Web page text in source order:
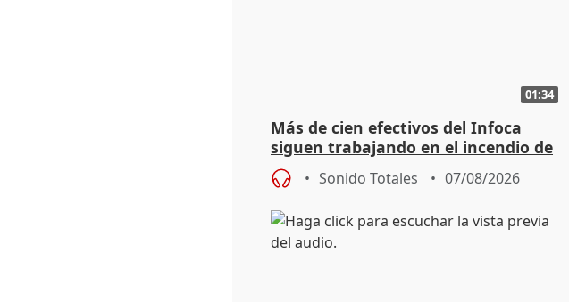
01:34
Más de cien efectivos del Infoca
siguen trabajando en el incendio de
Niebla (Huelva)
Sonido Totales 07/08/2026